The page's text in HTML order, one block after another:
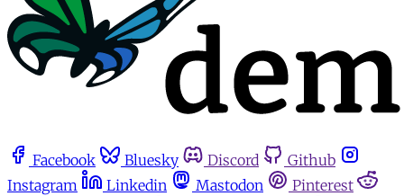
Facebook Bluesky Discord
Github
Instagram
Linkedin Mastodon
Pinterest